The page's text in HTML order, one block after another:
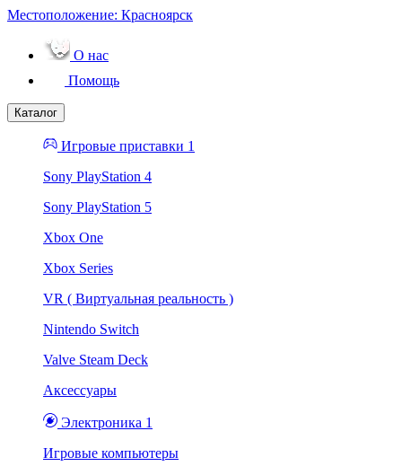
Местоположение: Красноярск
О нас
Помощь
Каталог
Игровые приставки 1
Sony PlayStation 4
Sony PlayStation 5
Xbox One
Xbox Series
VR ( Виртуальная реальность )
Nintendo Switch
Valve Steam Deck
Аксессуары
Электроника 1
Игровые компьютеры